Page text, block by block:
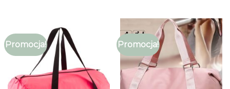
Promocja! Promocja!